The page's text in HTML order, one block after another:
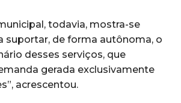
todavia, mostra-se
suportar, de forma autônoma, o
desses serviços, que
gerada exclusivamente
acrescentou.